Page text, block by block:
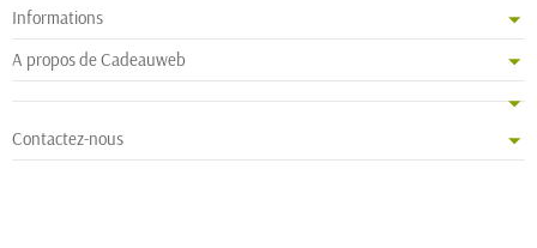
Informations
A propos de Cadeauweb
Contactez-nous